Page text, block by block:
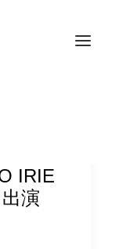
IRIE
演